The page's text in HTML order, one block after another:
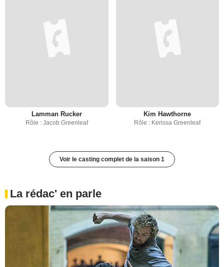
Lamman Rucker
Rôle : Jacob Greenleaf
Kim Hawthorne
Rôle : Kerissa Greenleaf
Voir le casting complet de la saison 1
La rédac' en parle